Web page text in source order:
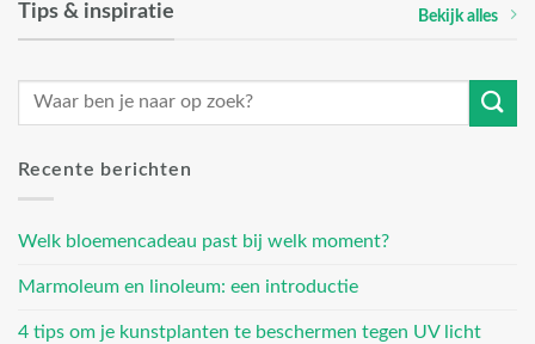
Tips & inspiratie Bekijk alles
Recente berichten
Welk bloemencadeau past bij welk moment?
Marmoleum en linoleum: een introductie
4 tips om je kunstplanten te beschermen tegen UV licht